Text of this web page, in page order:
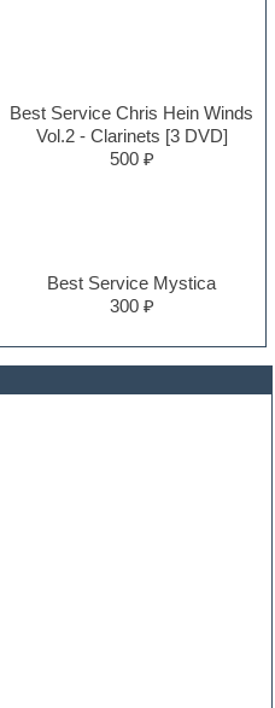
Best Service Chris Hein Winds
Vol.2 - Clarinets [3 DVD]
500 ₽
Best Service Mystica
300 ₽